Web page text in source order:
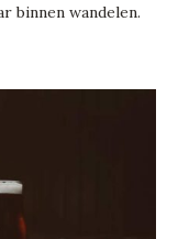
binnen wandelen.